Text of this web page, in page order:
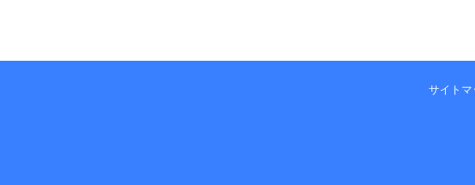
サイトマ